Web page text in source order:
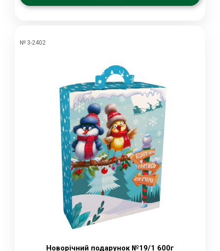
№ 3-2402
Новорічний подарунок №19/1 600г